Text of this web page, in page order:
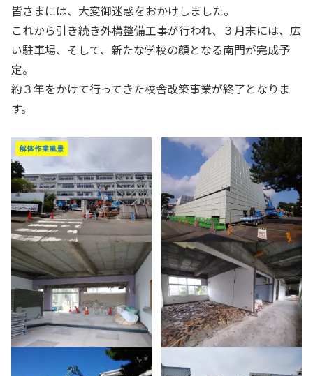
皆さまには、大変御迷惑をおかけしました。
これから引き続き外構整備工事が行われ、３月末には、広
い駐車場、そして、新たな学校の顔となる南門が完成予
定。
約３年をかけて行ってきた校舎改築事業が終了となりま
す。